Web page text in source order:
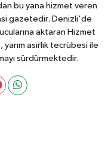
bu yana hizmet veren
gazetedir. Denizli'de
aktaran Hizmet
asırlık tecrübesi ile
sürdürmektedir.